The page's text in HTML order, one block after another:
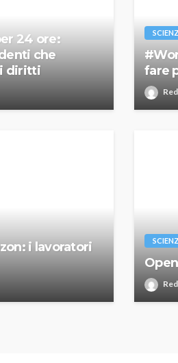
24 ore:
che
diritti
fare
i lavoratori